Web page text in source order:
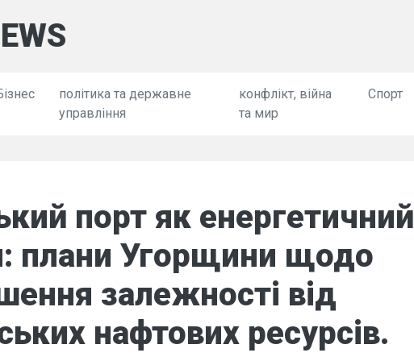
політика та державне
управління
конфлікт, війна
та мир
Спорт
порт як енергетичний
плани Угорщини щодо
залежності від
нафтових ресурсів.